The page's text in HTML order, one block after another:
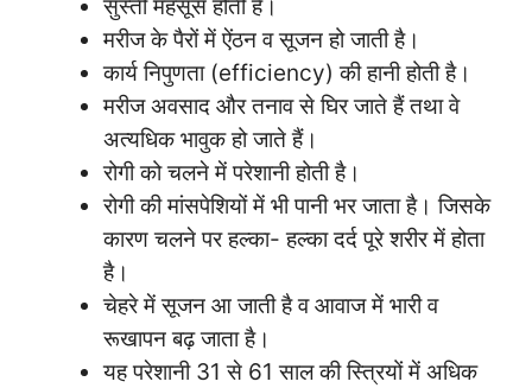
सुस्ती महसूस होती है।
मरीज के पैरों में ऐंठन व सूजन हो जाती है।
कार्य निपुणता (efficiency) की हानी होती है।
मरीज अवसाद और तनाव से घिर जाते हैं तथा वे
अत्यधिक भावुक हो जाते हैं।
रोगी को चलने में परेशानी होती है।
रोगी की मांसपेशियों में भी पानी भर जाता है। जिसके
कारण चलने पर हल्का- हल्का दर्द पूरे शरीर में होता
है।
चेहरे में सूजन आ जाती है व आवाज में भारी व
रूखापन बढ़ जाता है।
यह परेशानी 31 से 61 साल की स्त्रियों में अधिक